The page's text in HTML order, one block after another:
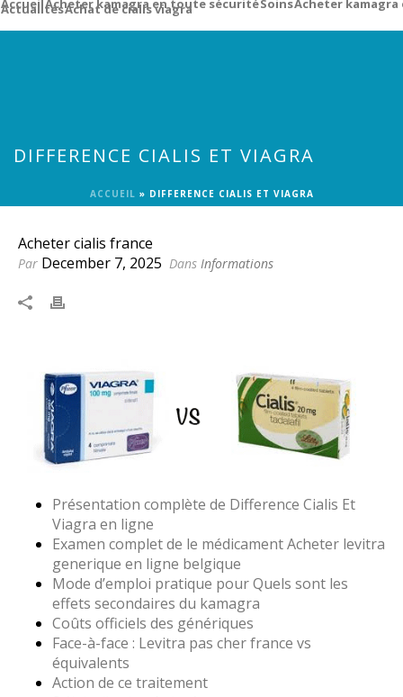
Accueil Acheter kamagra en toute sécuritéSoinsAcheter kamagra
ActualitésAchat de cialis viagra
DIFFERENCE CIALIS ET VIAGRA
ACCUEIL » DIFFERENCE CIALIS ET VIAGRA
Acheter cialis france
Par December 7, 2025 Dans Informations
Présentation complète de Difference Cialis Et
Viagra en ligne
Examen complet de le médicament Acheter levitra
generique en ligne belgique
Mode d’emploi pratique pour Quels sont les
effets secondaires du kamagra
Coûts officiels des génériques
Face-à-face : Levitra pas cher france vs
équivalents
Action de ce traitement